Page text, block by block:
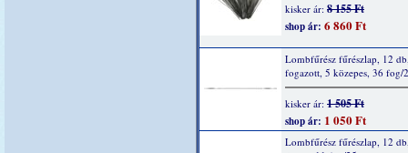
kisker ár: 8 155 Ft
shop ár: 6 860 Ft
Lombfűrész fűrészlap, 12
fogazott, 5 közepes, 36 fog/
kisker ár: 1 505 Ft
shop ár: 1 050 Ft
Lombfűrész fűrészlap, 12